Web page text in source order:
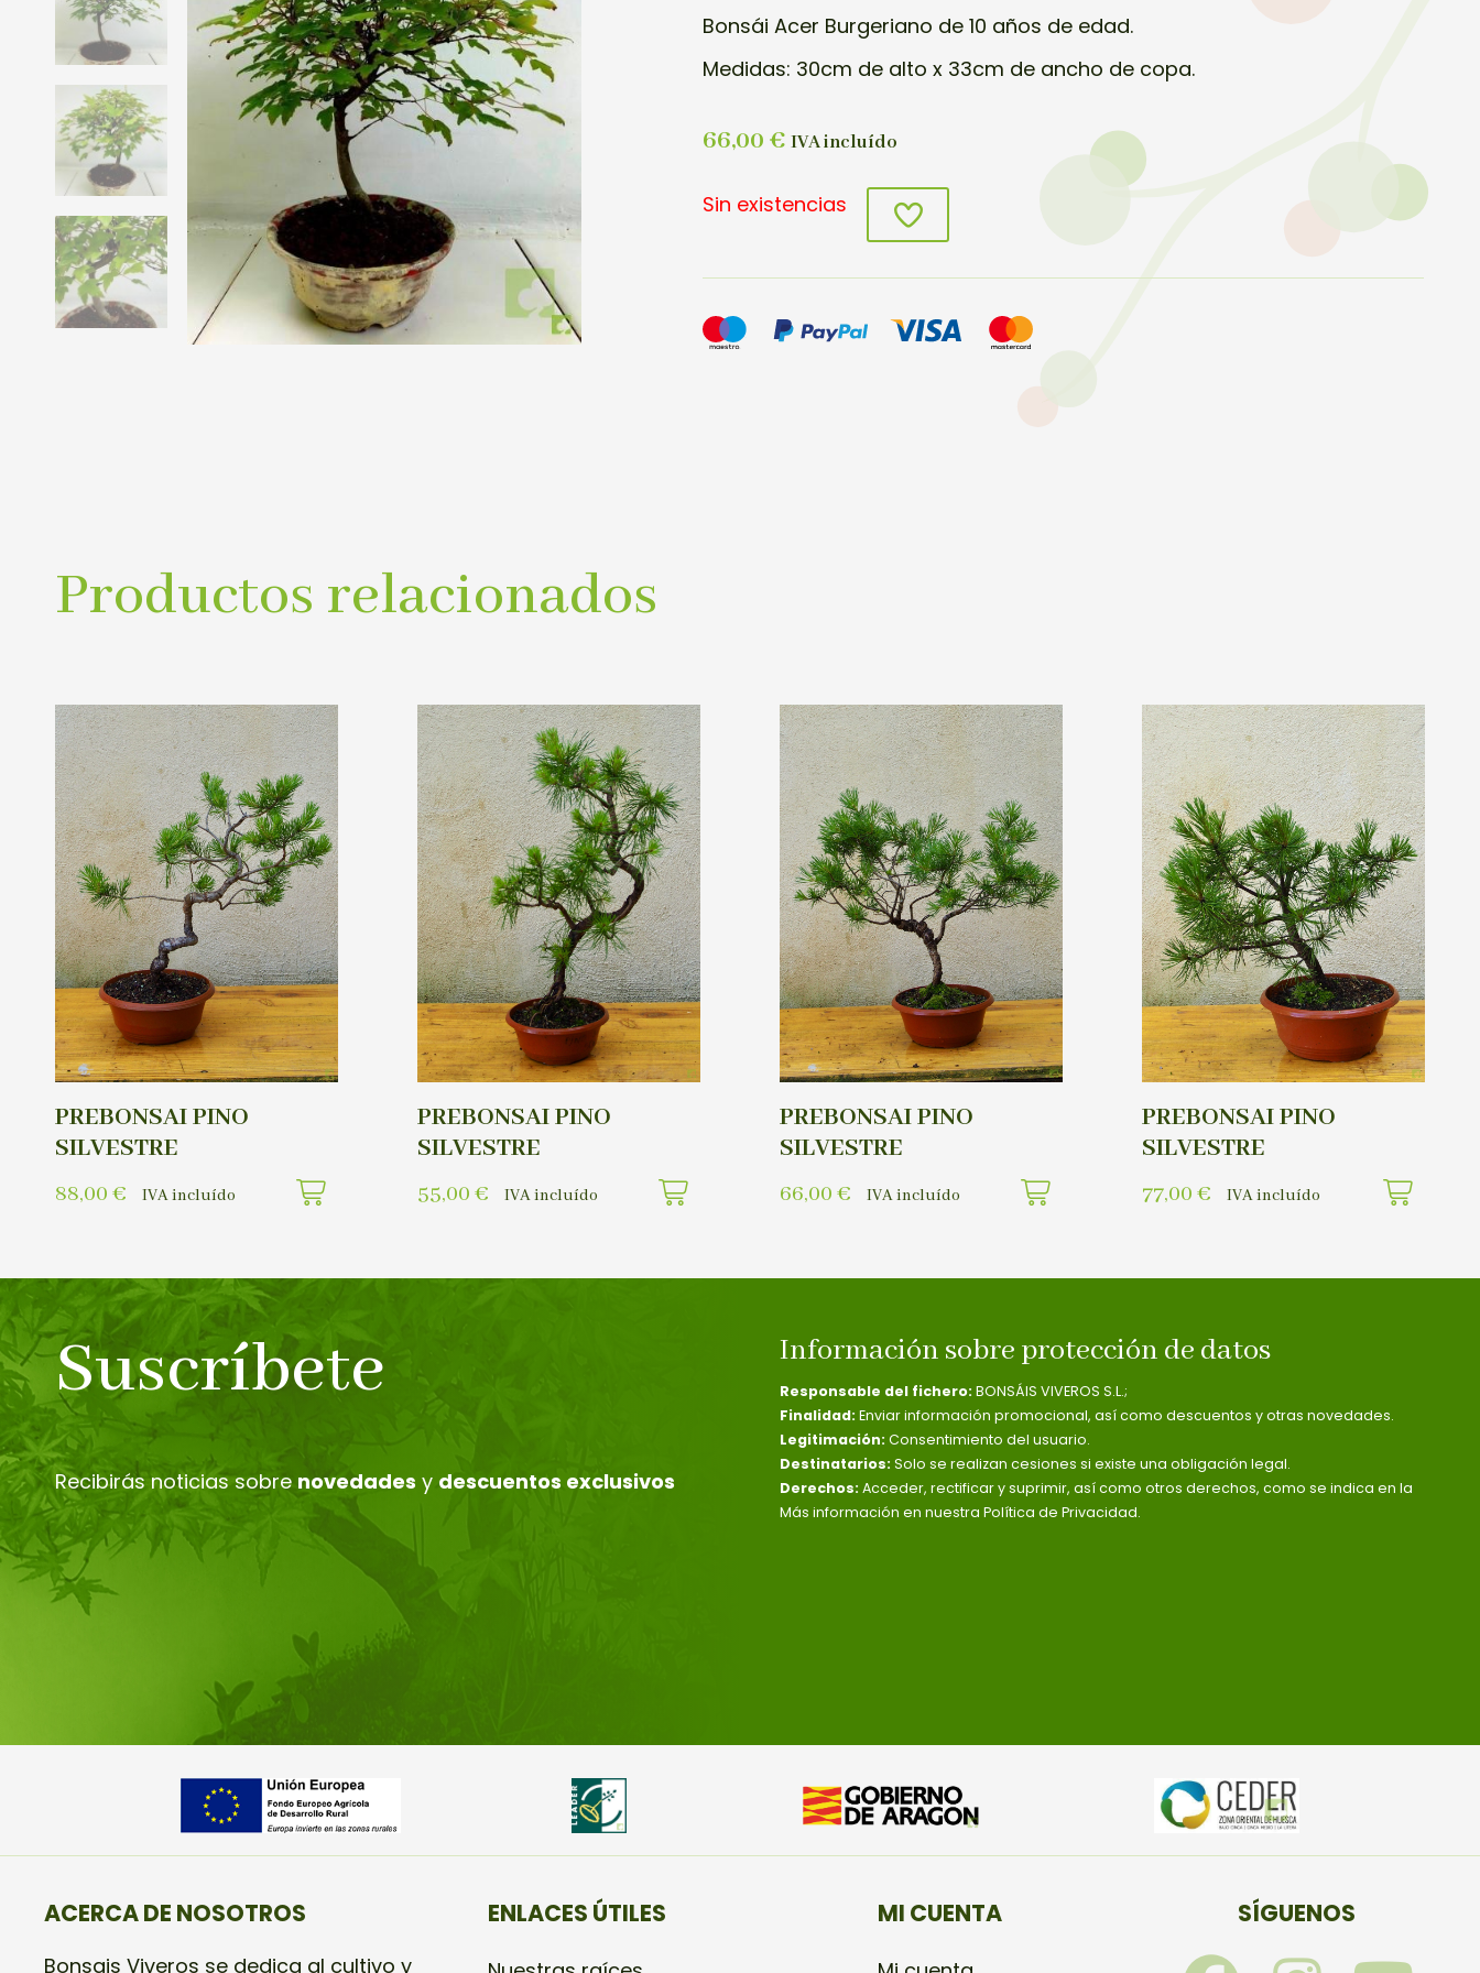
Bonsái Acer Burgeriano de 10 años de edad.
Medidas: 30cm de alto x 33cm de ancho de copa.
66,00€ IVA incluído
Sin existencias
Productos relacionados
PREBONSAI PINO
SILVESTRE
88,00 € IVA incluído
PREBONSAI PINO
SILVESTRE
55,00 € IVA incluído
PREBONSAI PINO
SILVESTRE
66,00 € IVA incluído
PREBONSAI PINO
SILVESTRE
77,00 € IVA incluído
Suscríbete
Recibirás noticias sobre novedades y descuentos exclusivos
Información sobre protección de datos
Responsable del fichero: BONSÁIS VIVEROS S.L.;
Finalidad: Enviar información promocional, así como descuentos y otras novedades.
Legitimación: Consentimiento del usuario.
Destinatarios: Solo se realizan cesiones si existe una obligación legal.
Derechos: Acceder, rectificar y suprimir, así como otros derechos, como se indica en la
Más información en nuestra Política de Privacidad.
ACERCA DE NOSOTROS
Bonsais Viveros se dedica al cultivo y
ENLACES ÚTILES MI CUENTA SÍGUENOS